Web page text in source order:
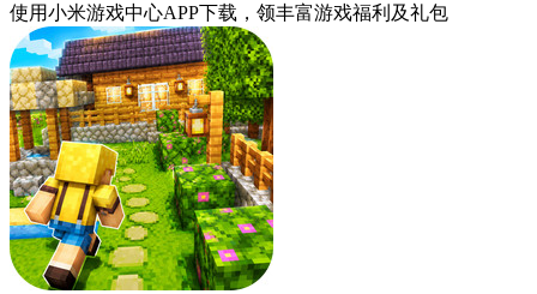
使用小米游戏中心APP下载 ，领丰富游戏福利 及礼包